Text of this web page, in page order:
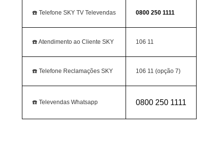
☎️ Telefone SKY TV Televendas 0800 250 1111
☎️ Atendimento ao Cliente SKY 106 11
☎️ Telefone Reclamações SKY 106 11 (opção 7)
☎️ Televendas Whatsapp 0800 250 1111